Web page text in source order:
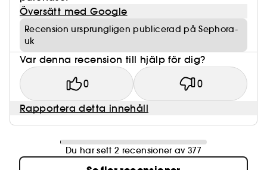
Översätt med Google
Recension ursprungligen publicerad på Sephora-
uk
Var denna recension till hjälp för dig?
0 0
Rapportera detta innehåll
Du har sett 2 recensioner av 377